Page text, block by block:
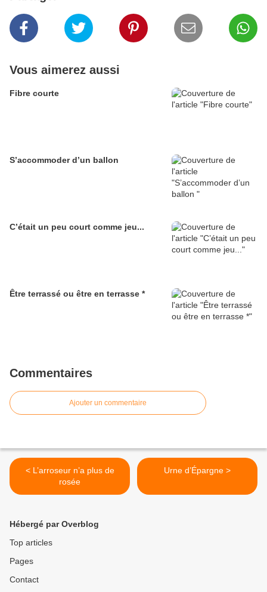
Vous aimerez aussi
Fibre courte
S’accommoder d’un ballon
C’était un peu court comme jeu...
Être terrassé ou être en terrasse *
Commentaires
Ajouter un commentaire
< L’arroseur n’a plus de
rosée
Urne d’Épargne >
Hébergé par Overblog
Top articles
Pages
Contact